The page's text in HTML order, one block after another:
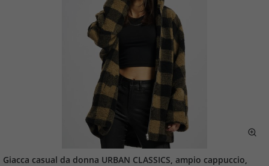
Giacca casual da donna URBAN CLASSICS, ampio cappuccio,